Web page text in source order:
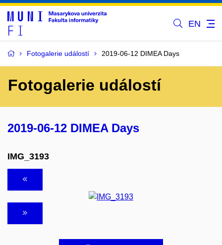
EN
Fotogalerie událostí 2019-06-12 DIMEA Days
Fotogalerie událostí
2019-06-12 DIMEA Days
IMG_3193